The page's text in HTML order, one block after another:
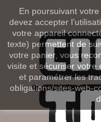
En poursuivant
devez accepter
votre appareil
texte) permettent de
votre panier, vous
visite et sécuriser votre
et paramétrer les
obligations/sites-web-